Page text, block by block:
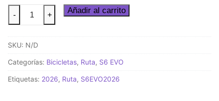
Bicicleta
de
Cannondale
SuperSix
4
- + Añadir al carrito
SKU: N/D
Categorías: Bicicletas, Ruta, S6 EVO
Etiquetas: 2026, Ruta, S6EVO2026